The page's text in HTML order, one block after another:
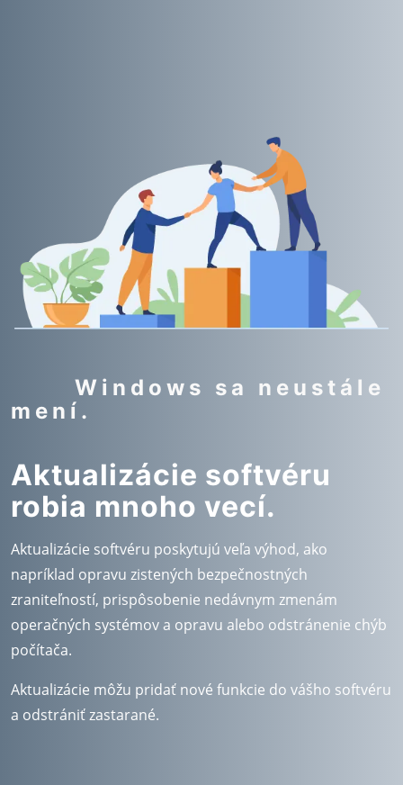
Windows sa neustále
mení.
Aktualizácie softvéru
robia mnoho vecí.
Aktualizácie softvéru poskytujú veľa výhod, ako
napríklad opravu zistených bezpečnostných
zraniteľností, prispôsobenie nedávnym zmenám
operačných systémov a opravu alebo odstránenie chýb
počítača.
Aktualizácie môžu pridať nové funkcie do vášho softvéru
a odstrániť zastarané.